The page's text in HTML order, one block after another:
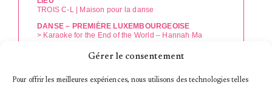
Gérer le consentement
Pour offrir les meilleures expériences, nous utilisons des technologies telles
TROIS C-L | Maison pour la danse
DANSE – PREMIÈRE LUXEMBOURGEOISE
> Karaoke for the End of the World – Hannah Ma
Tarif plein : 20€
Tarif réduit : 7€*